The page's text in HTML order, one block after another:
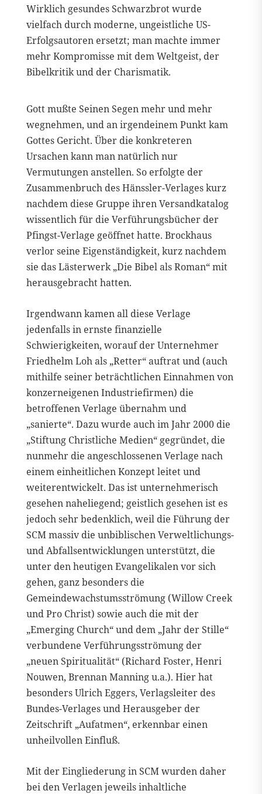
Wirklich gesundes Schwarzbrot wurde
vielfach durch moderne, ungeistliche US-
Erfolgsautoren ersetzt; man machte immer
mehr Kompromisse mit dem Weltgeist, der
Bibelkritik und der Charismatik.
Gott mußte Seinen Segen mehr und mehr
wegnehmen, und an irgendeinem Punkt kam
Gottes Gericht. Über die konkreteren
Ursachen kann man natürlich nur
Vermutungen anstellen. So erfolgte der
Zusammenbruch des Hänssler-Verlages kurz
nachdem diese Gruppe ihren Versandkatalog
wissentlich für die Verführungsbücher der
Pfingst-Verlage geöffnet hatte. Brockhaus
verlor seine Eigenständigkeit, kurz nachdem
sie das Lästerwerk „Die Bibel als Roman“ mit
herausgebracht hatten.
Irgendwann kamen all diese Verlage
jedenfalls in ernste finanzielle
Schwierigkeiten, worauf der Unternehmer
Friedhelm Loh als „Retter“ auftrat und (auch
mithilfe seiner beträchtlichen Einnahmen von
konzerneigenen Industriefirmen) die
betroffenen Verlage übernahm und
„sanierte“. Dazu wurde auch im Jahr 2000 die
„Stiftung Christliche Medien“ gegründet, die
nunmehr die angeschlossenen Verlage nach
einem einheitlichen Konzept leitet und
weiterentwickelt. Das ist unternehmerisch
gesehen naheliegend; geistlich gesehen ist es
jedoch sehr bedenklich, weil die Führung der
SCM massiv die unbiblischen Verweltlichungs-
und Abfallsentwicklungen unterstützt, die
unter den heutigen Evangelikalen vor sich
gehen, ganz besonders die
Gemeindewachstumsströmung (Willow Creek
und Pro Christ) sowie auch die mit der
„Emerging Church“ und dem „Jahr der Stille“
verbundene Verführungsströmung der
„neuen Spiritualität“ (Richard Foster, Henri
Nouwen, Brennan Manning u.a.). Hier hat
besonders Ulrich Eggers, Verlagsleiter des
Bundes-Verlages und Herausgeber der
Zeitschrift „Aufatmen“, erkennbar einen
unheilvollen Einfluß.
Mit der Eingliederung in SCM wurden daher
bei den Verlagen jeweils inhaltliche